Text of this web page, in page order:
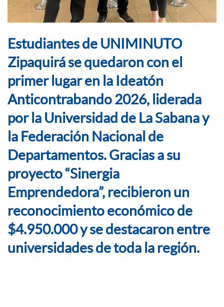
Estudiantes de UNIMINUTO
Zipaquirá se quedaron con el
primer lugar en la Ideatón
Anticontrabando 2026, liderada
por la Universidad de La Sabana y
la Federación Nacional de
Departamentos. Gracias a su
proyecto “Sinergia
Emprendedora”, recibieron un
reconocimiento económico de
$4.950.000 y se destacaron entre
universidades de toda la región.